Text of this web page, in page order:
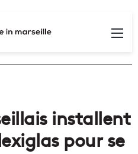
installent
pour se